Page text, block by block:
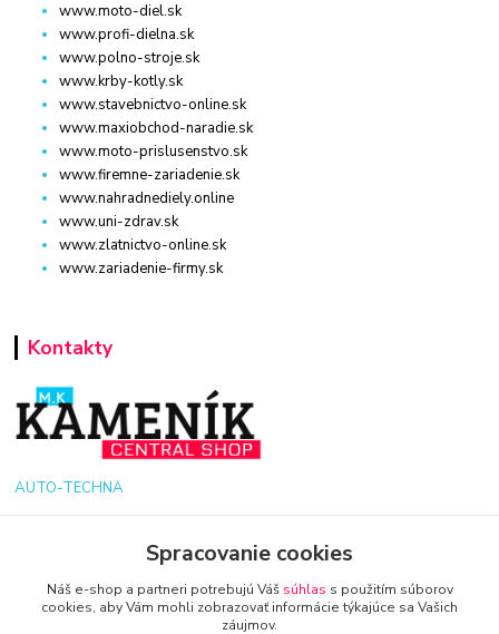
www.moto-diel.sk
www.profi-dielna.sk
www.polno-stroje.sk
www.krby-kotly.sk
www.stavebnictvo-online.sk
www.maxiobchod-naradie.sk
www.moto-prislusenstvo.sk
www.firemne-zariadenie.sk
www.nahradnediely.online
www.uni-zdrav.sk
www.zlatnictvo-online.sk
www.zariadenie-firmy.sk
Kontakty
AUTO-TECHNA
+421 940 949 000
info@kamenik.sk
Spracovanie cookies
Náš e-shop a partneri potrebujú Váš súhlas s použitím súborov
cookies, aby Vám mohli zobrazovať informácie týkajúce sa Vašich
záujmov.